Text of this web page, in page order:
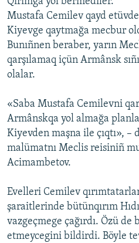
Mustafa Cemilev qayd
Kiyevge qaytmağa mecbur
Bunıñnen beraber, yarın
qarşılamaq içün Armânsk
olalar.
«Saba Mustafa Cemilevni
Armânskqa yol almağa
Kiyevden maşna ile çıqtı», –
malümatnı Meclis reisiniñ
Acimambetov.
Evelleri Cemilev
şaraitlerinde bütünqırım
vazgeçmege çağırdı. Özü
etmeycegini bildirdi. Böyle